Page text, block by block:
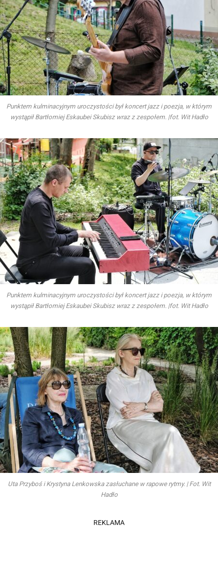
Punktem kulminacyjnym uroczystości był koncert jazz i poezja, w którym
wystąpił Bartłomiej Eskaubei Skubisz wraz z zespołem. |fot. Wit Hadło
Punktem kulminacyjnym uroczystości był koncert jazz i poezja, w którym
wystąpił Bartłomiej Eskaubei Skubisz wraz z zespołem. |fot. Wit Hadło
Uta Przyboś i Krystyna Lenkowska zasłuchane w rapowe rytmy. | Fot. Wit
Hadło
REKLAMA